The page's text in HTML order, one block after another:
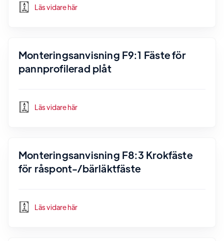
Läs vidare här
Monteringsanvisning F9:1 Fäste för
pannprofilerad plåt
Läs vidare här
Monteringsanvisning F8:3 Krokfäste
för råspont-/bärläktfäste
Läs vidare här